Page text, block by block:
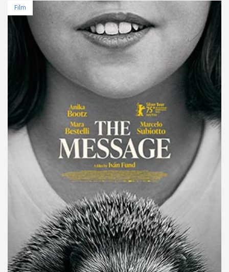
Film
TARİH MEKAN
11 Nisan 2025 - 19:00 Beyoğlu Sineması
16 Nisan 2025 - 16:00 Kadıköy Sineması
20 Nisan 2025 - 11:00 Cinewam City's 3